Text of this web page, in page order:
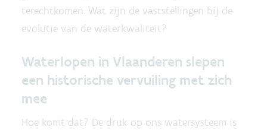
terechtkomen. Wat zijn de vaststellingen bij de
evolutie van de waterkwaliteit?
Waterlopen in Vlaanderen slepen
een historische vervuiling met zich
mee
Hoe komt dat? De druk op ons watersysteem is